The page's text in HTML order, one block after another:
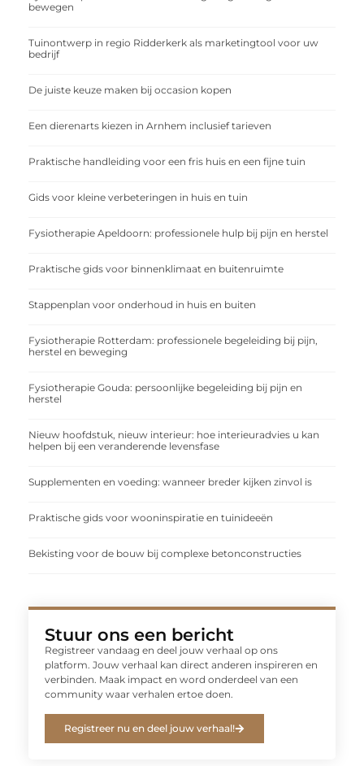
bewegen
Tuinontwerp in regio Ridderkerk als marketingtool voor uw
bedrijf
De juiste keuze maken bij occasion kopen
Een dierenarts kiezen in Arnhem inclusief tarieven
Praktische handleiding voor een fris huis en een fijne tuin
Gids voor kleine verbeteringen in huis en tuin
Fysiotherapie Apeldoorn: professionele hulp bij pijn en herstel
Praktische gids voor binnenklimaat en buitenruimte
Stappenplan voor onderhoud in huis en buiten
Fysiotherapie Rotterdam: professionele begeleiding bij pijn,
herstel en beweging
Fysiotherapie Gouda: persoonlijke begeleiding bij pijn en
herstel
Nieuw hoofdstuk, nieuw interieur: hoe interieuradvies u kan
helpen bij een veranderende levensfase
Supplementen en voeding: wanneer breder kijken zinvol is
Praktische gids voor wooninspiratie en tuinideeën
Bekisting voor de bouw bij complexe betonconstructies
Stuur ons een bericht
Registreer vandaag en deel jouw verhaal op ons
platform. Jouw verhaal kan direct anderen inspireren en
verbinden. Maak impact en word onderdeel van een
community waar verhalen ertoe doen.
Registreer nu en deel jouw verhaal!